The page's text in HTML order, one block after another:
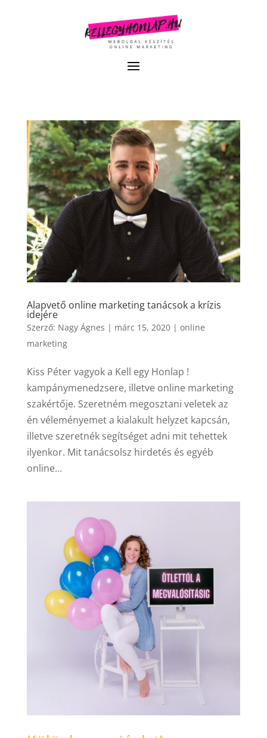
Alapvető online marketing tanácsok a krízis
idejére
Szerző: Nagy Ágnes | márc 15, 2020| online
marketing
Kiss Péter vagyok a Kell egy Honlap !
kampánymenedzsere, illetve online marketing
szakértője. Szeretném megosztani veletek az
én véleményemet a kialakult helyzet kapcsán,
illetve szeretnék segítséget adni mit tehettek
ilyenkor. Mit tanácsolsz hirdetés és egyéb
online...